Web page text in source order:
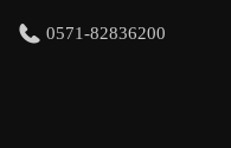
0571-82836200